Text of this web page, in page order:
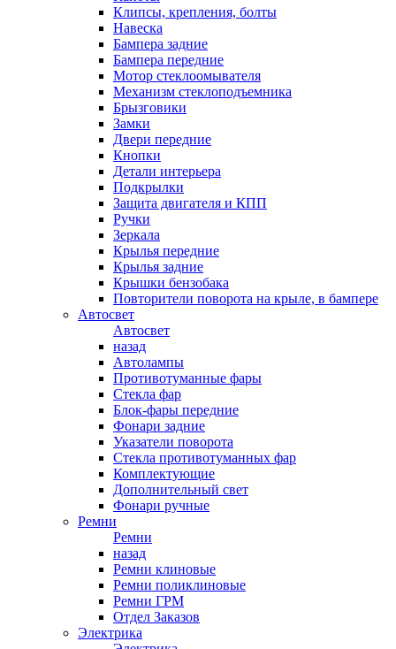
Клипсы, крепления, болты
Навеска
Бампера задние
Бампера передние
Мотор стеклоомывателя
Механизм стеклоподъемника
Брызговики
Замки
Двери передние
Кнопки
Детали интерьера
Подкрылки
Защита двигателя и КПП
Ручки
Зеркала
Крылья передние
Крылья задние
Крышки бензобака
Повторители поворота на крыле, в бампере
Автосвет
Автосвет
назад
Автолампы
Противотуманные фары
Стекла фар
Блок-фары передние
Фонари задние
Указатели поворота
Стекла противотуманных фар
Комплектующие
Дополнительный свет
Фонари ручные
Ремни
Ремни
назад
Ремни клиновые
Ремни поликлиновые
Ремни ГРМ
Отдел Заказов
Электрика